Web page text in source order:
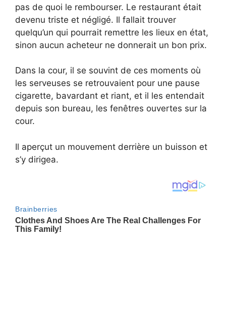
pas de quoi le rembourser. Le restaurant était
devenu triste et négligé. Il fallait trouver
quelqu’un qui pourrait remettre les lieux en état,
sinon aucun acheteur ne donnerait un bon prix.
Dans la cour, il se souvint de ces moments où
les serveuses se retrouvaient pour une pause
cigarette, bavardant et riant, et il les entendait
depuis son bureau, les fenêtres ouvertes sur la
cour.
Il aperçut un mouvement derrière un buisson et
s’y dirigea.